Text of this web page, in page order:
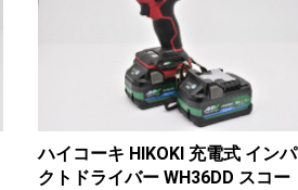
ハイコーキ HIKOKI 充電式 インパ
クトドライバー WH36DD スコー